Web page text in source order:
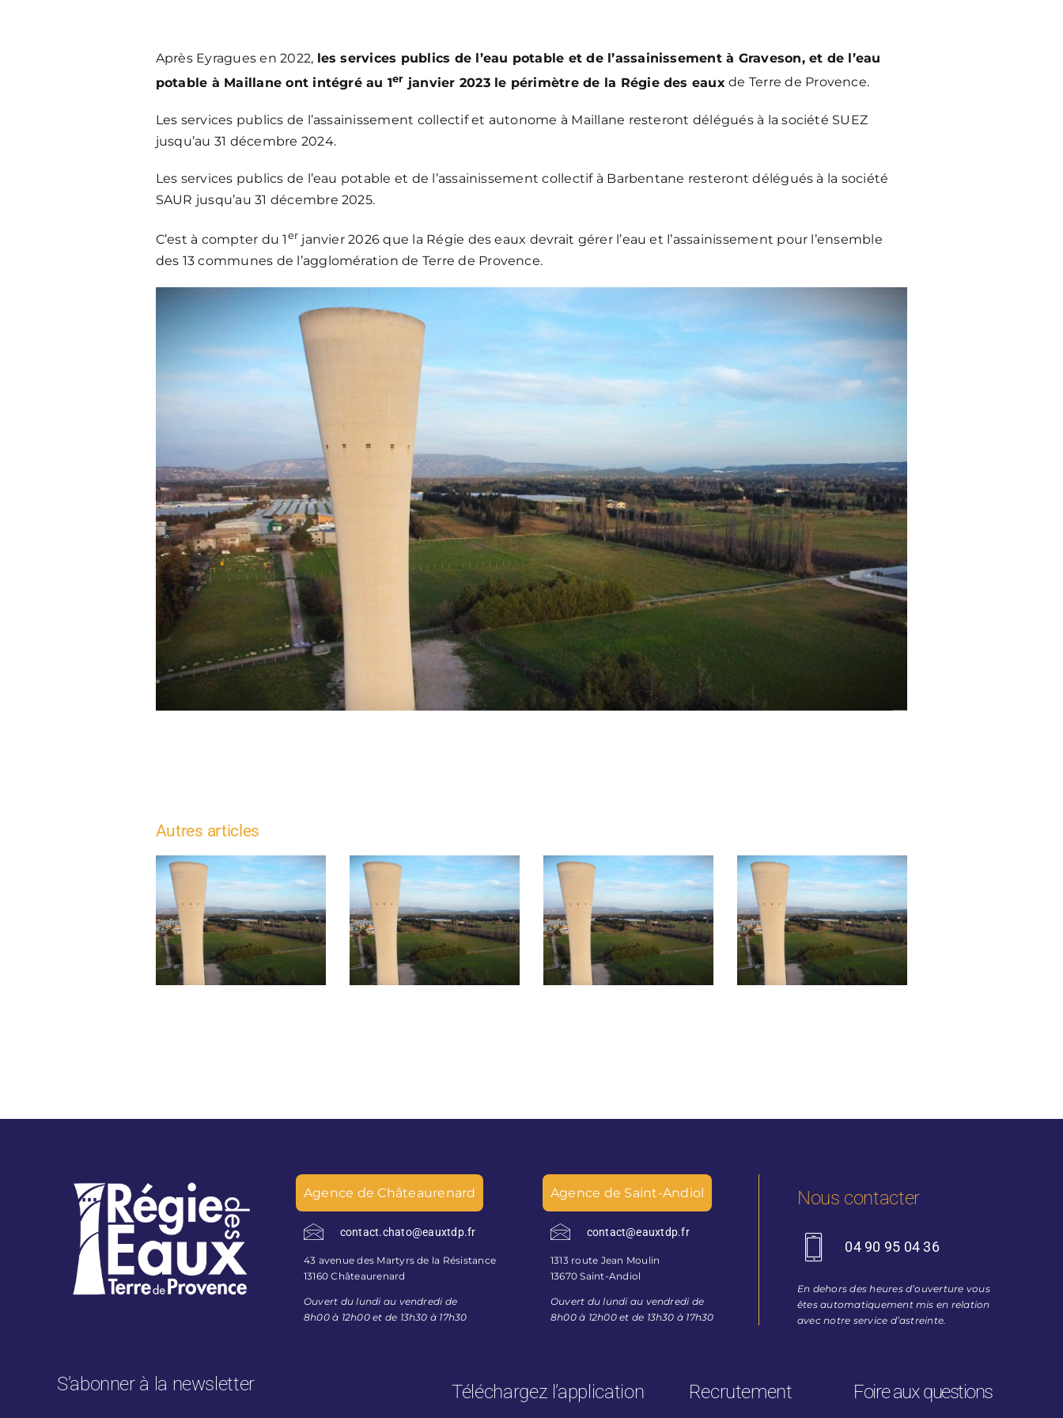
Après Eyragues en 2022, les services publics de l’eau potable et de l’assainissement à Graveson, et de l’eau
potable à Maillane ont intégré au 1er janvier 2023 le périmètre de la Régie des eaux de Terre de Provence.
Les services publics de l’assainissement collectif et autonome à Maillane resteront délégués à la société SUEZ
jusqu’au 31 décembre 2024.
Les services publics de l’eau potable et de l’assainissement collectif à Barbentane resteront délégués à la société
SAUR jusqu’au 31 décembre 2025.
C’est à compter du 1er janvier 2026 que la Régie des eaux devrait gérer l’eau et l’assainissement pour l’ensemble
des 13 communes de l’agglomération de Terre de Provence.
Autres articles
Travaux de
réhabilitation des
infrastructures d’eau
potable – Avenue du
Docteur Georges
Perrier à
Contrôles de bon
fonctionnement –
Verquières
Début avril 2026, la
Régie des Eaux de
Terre de Provence
réalisera les contrôles
de bon
fonctionnement
Contrôles de bon
fonctionnement –
Mollégès
Agence de Châteaurenard
contact.chato@eauxtdp.fr
43 avenue des Martyrs de la Résistance
13160 Châteaurenard
Ouvert du lundi au vendredi de
8h00 à 12h00 et de 13h30 à 17h30
Agence de Saint-Andiol
contact@eauxtdp.fr
1313 route Jean Moulin
13670 Saint-Andiol
Ouvert du lundi au vendredi de
8h00 à 12h00 et de 13h30 à 17h30
Nous contacter
04 90 95 04 36
En dehors des heures d’ouverture vous
êtes automatiquement mis en relation
avec notre service d’astreinte.
S’abonner à la newsletter Téléchargez l’application Recrutement Foire aux questions